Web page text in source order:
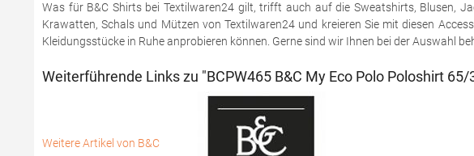
Was für B&C Shirts bei Textilwaren24 gilt, trifft auch auf die Sweatshirts, Blusen,
Krawatten, Schals und Mützen von Textilwaren24 und kreieren Sie mit diesen
Kleidungsstücke in Ruhe anprobieren können. Gerne sind wir Ihnen bei der Auswahl
Weiterführende Links zu "BCPW465 B&C My Eco Polo Poloshirt 65/
Weitere Artikel von B&C